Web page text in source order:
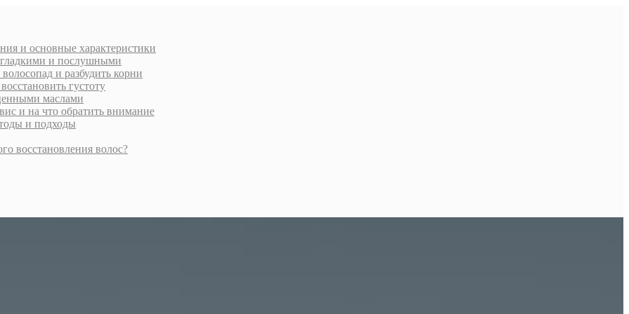
и основные характеристики
гладкими и послушными
и разбудить корни
густоту
маслами
и на что обратить внимание
и подходы
восстановления волос?